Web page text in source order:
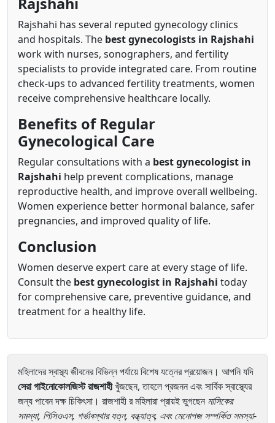
Rajshahi has several reputed gynecology clinics
and hospitals. The best gynecologists in Rajshahi
work with nurses, sonographers, and fertility
specialists to provide integrated care. From routine
check-ups to advanced fertility treatments, women
receive comprehensive healthcare locally.
Benefits of Regular
Gynecological Care
Regular consultations with a best gynecologist in
Rajshahi help prevent complications, manage
reproductive health, and improve overall wellbeing.
Women experience better hormonal balance, safer
pregnancies, and improved quality of life.
Conclusion
Women deserve expert care at every stage of life.
Consult the best gynecologist in Rajshahi today
for comprehensive care, preventive guidance, and
treatment for a healthy life.
মহিলাদের স্বাস্থ্য জীবনের বিভিন্ন পর্যায়ে বিশেষ যত্নের প্রয়োজন। আপনি যদি
সেরা গাইনোকোলজিস্ট রাজশাহীখুঁজছেন, তাহলে প্রজনন এবং সার্বিক স্বাস্থ্যের
জন্য পাবেন দক্ষ চিকিৎসা। রাজশাহী র মহিলারা প্রায়ই ভুগছেন মাসিকের
সমস্যা, পিসিওএস, গর্ভাবস্থার যত্ন, বন্ধ্যাত্ব, এবং মেনোপজ সম্পর্কিত সমস্যা-